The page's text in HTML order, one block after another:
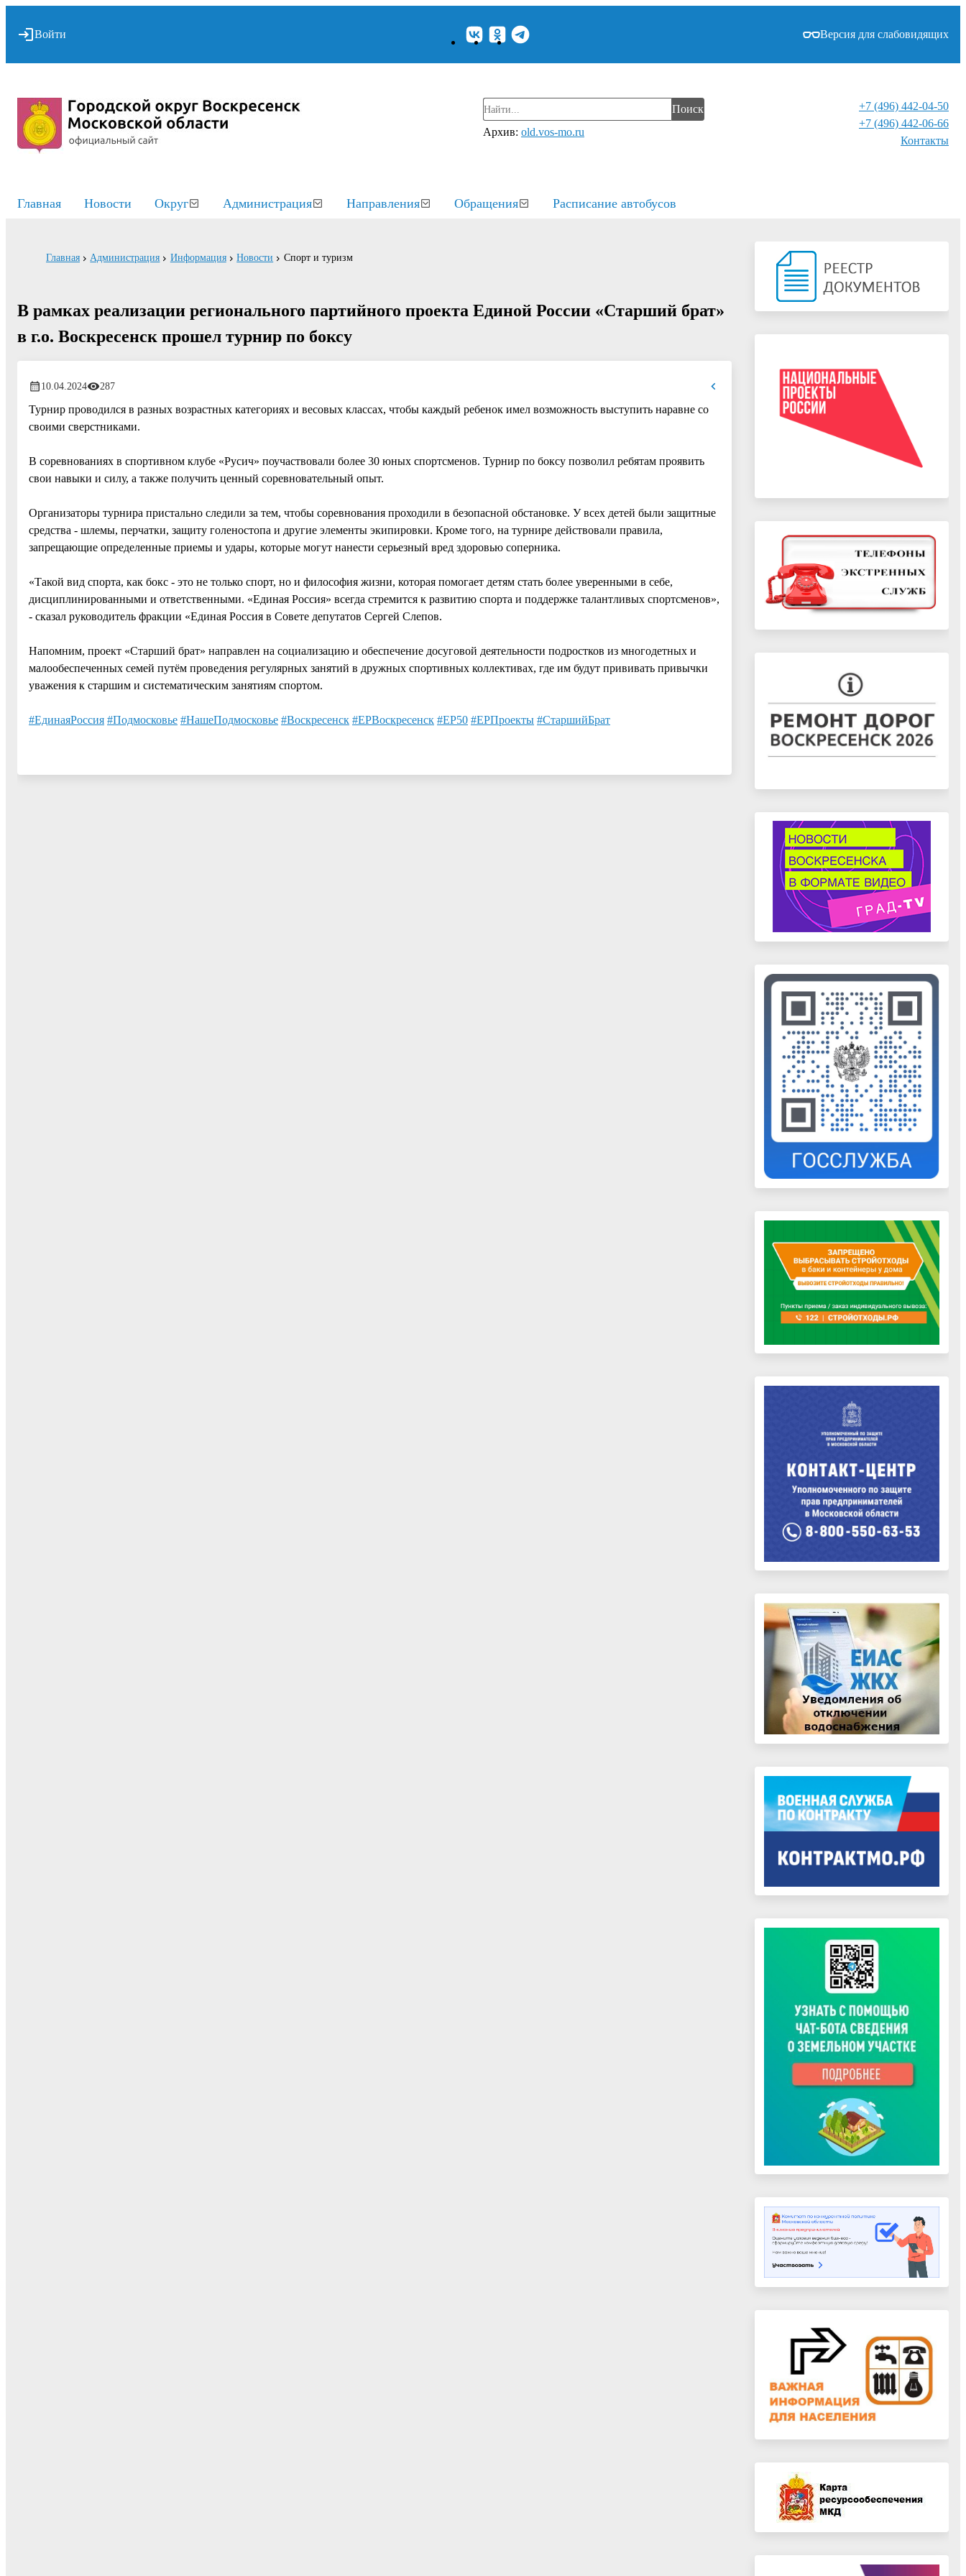
Войти Версия для слабовидящих
Поиск
Архив: old.vos-mo.ru
+7 (496) 442-04-50
+7 (496) 442-06-66
Контакты⁠
Главная Новости Округ Администрация Направления Обращения Расписание автобусов
Главная Администрация Информация Новости Спорт и туризм
В рамках реализации регионального партийного проекта Единой России «Старший брат»
в г.о. Воскресенск прошел турнир по боксу
10.04.2024 287
Турнир проводился в разных возрастных категориях и весовых классах, чтобы каждый ребенок имел возможность выступить наравне со
своими сверстниками.
В соревнованиях в спортивном клубе «Русич» поучаствовали более 30 юных спортсменов. Турнир по боксу позволил ребятам проявить
свои навыки и силу, а также получить ценный соревновательный опыт.
Организаторы турнира пристально следили за тем, чтобы соревнования проходили в безопасной обстановке. У всех детей были защитные
средства - шлемы, перчатки, защиту голеностопа и другие элементы экипировки. Кроме того, на турнире действовали правила,
запрещающие определенные приемы и удары, которые могут нанести серьезный вред здоровью соперника.
«Такой вид спорта, как бокс - это не только спорт, но и философия жизни, которая помогает детям стать более уверенными в себе,
дисциплинированными и ответственными. «Единая Россия» всегда стремится к развитию спорта и поддержке талантливых спортсменов»,
- сказал руководитель фракции «Единая Россия в Совете депутатов Сергей Слепов.
Напомним, проект «Старший брат» направлен на социализацию и обеспечение досуговой деятельности подростков из многодетных и
малообеспеченных семей путём проведения регулярных занятий в дружных спортивных коллективах, где им будут прививать привычки
уважения к старшим и систематическим занятиям спортом.
#ЕдинаяРоссия #Подмосковье #НашеПодмосковье #Воскресенск #ЕРВоскресенск #ЕР50 #ЕРПроекты #СтаршийБрат